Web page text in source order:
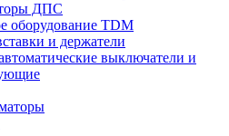
ДПС
оборудование TDM
и держатели
выключатели и